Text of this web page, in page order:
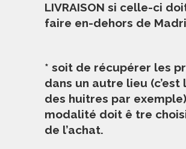
LIVRAISON si celle-ci
faire en-dehors de
* soit de récupérer les
dans un autre lieu (c’est
des huitres par
modalité doit ê tre
de l’achat.